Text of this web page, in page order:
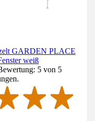
GARDEN PLACE
weiß
5 von 5